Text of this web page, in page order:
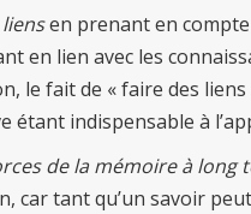
en prenant en
en lien avec les
le fait de « faire des
étant indispensable à
de la mémoire à long
car tant qu’un savoir